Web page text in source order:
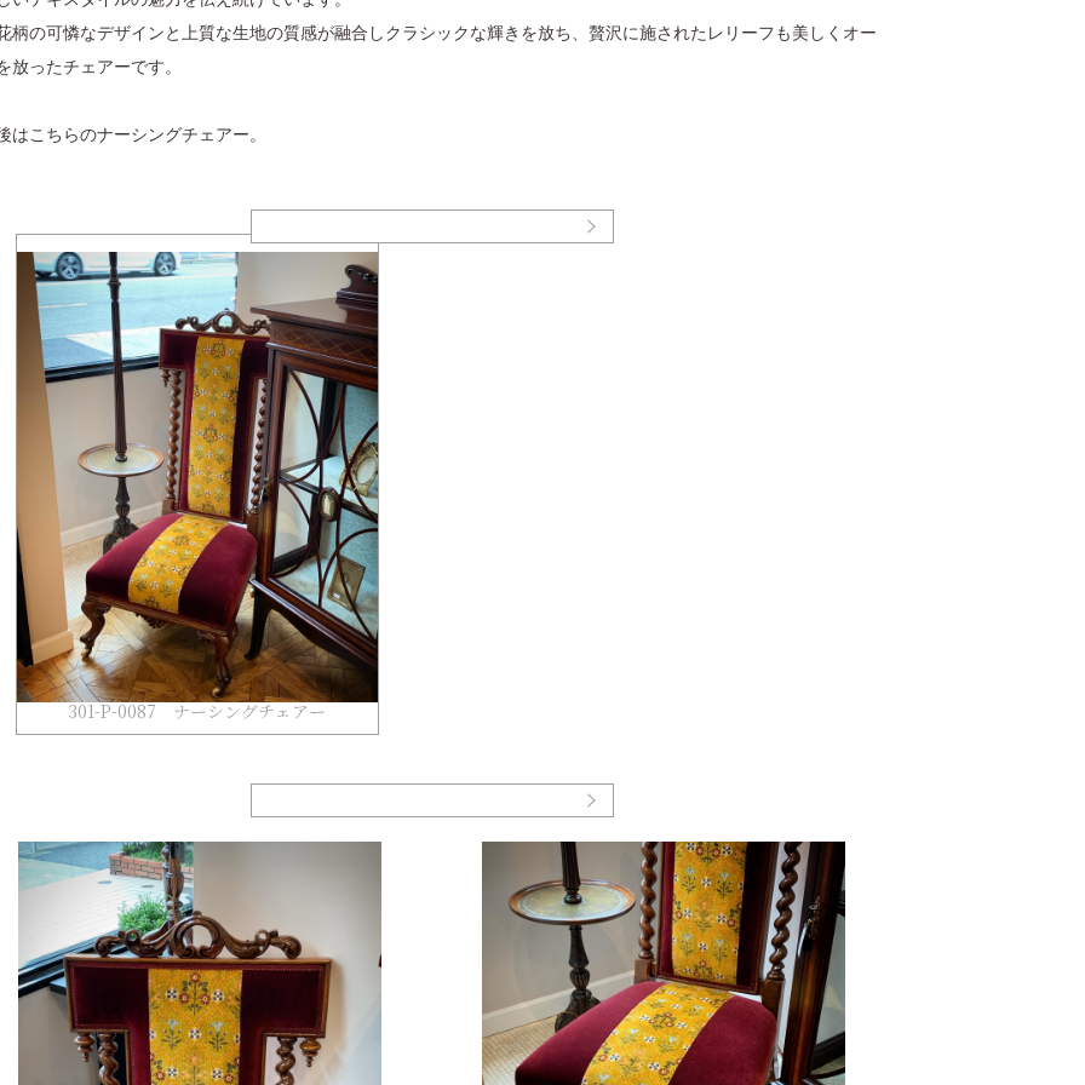
柄の可憐なデザインと上質な生地の質感が融合しクラシックな輝きを放ち、贅沢に施されたレリーフも美しくオー
放ったチェアーです。
はこちらのナーシングチェアー。
301-P-0087 ナーシングチェアー